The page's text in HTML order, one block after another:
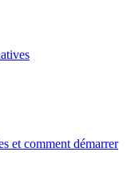
et comment démarrer